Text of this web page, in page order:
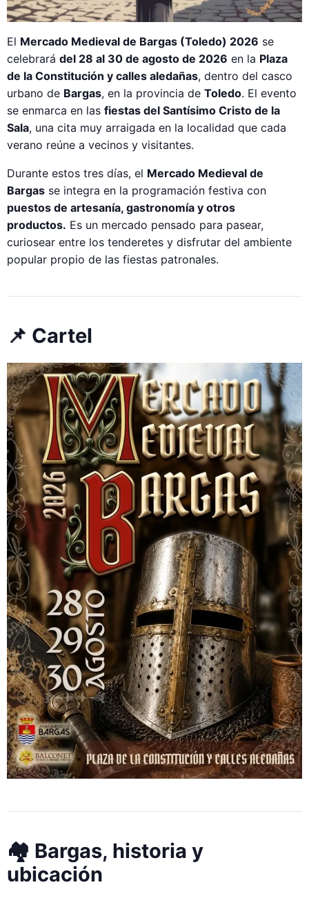
El Mercado Medieval de Bargas (Toledo) 2026 se
celebrará del 28 al 30 de agosto de 2026 en la Plaza
de la Constitución y calles aledañas, dentro del casco
urbano de Bargas, en la provincia de Toledo. El evento
se enmarca en las fiestas del Santísimo Cristo de la
Sala, una cita muy arraigada en la localidad que cada
verano reúne a vecinos y visitantes.
Durante estos tres días, el Mercado Medieval de
Bargas se integra en la programación festiva con
puestos de artesanía, gastronomía y otros
productos. Es un mercado pensado para pasear,
curiosear entre los tenderetes y disfrutar del ambiente
popular propio de las fiestas patronales.
📌 Cartel
🏘️ Bargas, historia y
ubicación